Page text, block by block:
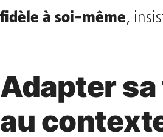
fidèle à soi‑même,
Adapter
au